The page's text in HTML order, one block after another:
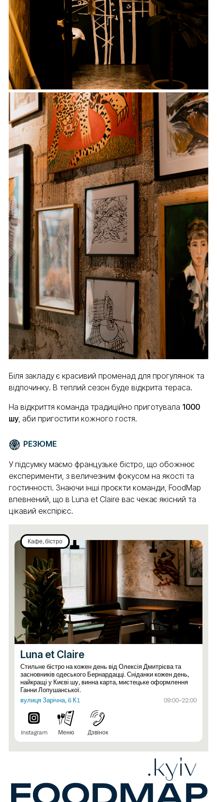
Біля закладу є красивий променад для прогулянок та
відпочинку. В теплий сезон буде відкрита тераса.
На відкриття команда традиційно приготувала 1000
шу, аби пригостити кожного гостя.
РЕЗЮМЕ
У підсумку маємо французьке бістро, що обожнює
експерименти, з величезним фокусом на якості та
гостинності. Знаючи інші проєкти команди, FoodMap
впевнений, що в Luna et Claire вас чекає якісний та
цікавий експірієс.
Кафе, бістро
Luna et Claire
Стильне бістро на кожен день від Олексія Дмитрієва та
засновників одеського Бернардацці. Сніданки кожен день,
найкращі у Києві шу, винна карта, мистецьке оформлення
Ганни Лопушанської.
вулиця Зарічна, 6 К1
09:00–22:00